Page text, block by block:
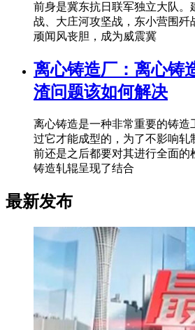
前身是冀东抗日联军独立大队。
战、大庄河攻坚战，东小营围歼
顽闻风丧胆，成为威震冀
离心铸造厂：离心铸
渣问题该如何解决
离心铸造是一种非常重要的铸造
过它才能成型的，为了不影响轧
前还是之后都要对其进行全面的
铸造轧辊呈现了结合
最新发布